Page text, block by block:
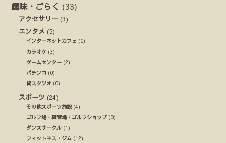
趣味・ごらく (33)
アクセサリー (3)
エンタメ (5)
インターネットカフェ (0)
カラオケ (3)
ゲームセンター (2)
パチンコ (0)
貸スタジオ (0)
スポーツ (24)
その他スポーツ施設(4)
ゴルフ場・練習場・ゴルフショップ(0)
ダンスサークル (1)
フィットネス・ジム (12)